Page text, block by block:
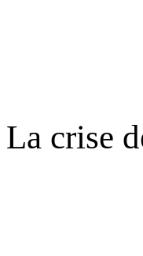
La crise